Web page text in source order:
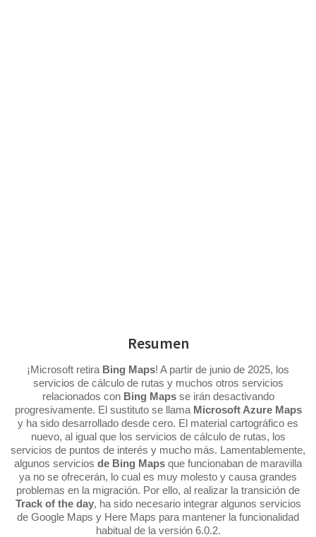
Resumen
¡Microsoft retira Bing Maps! A partir de junio de 2025, los
servicios de cálculo de rutas y muchos otros servicios
relacionados con Bing Mapsse irán desactivando
progresivamente. El sustituto se llama Microsoft Azure Maps
y ha sido desarrollado desde cero. El material cartográfico es
nuevo, al igual que los servicios de cálculo de rutas, los
servicios de puntos de interés y mucho más. Lamentablemente,
algunos servicios de Bing Maps que funcionaban de maravilla
ya no se ofrecerán, lo cual es muy molesto y causa grandes
problemas en la migración. Por ello, al realizar la transición de
Track of the day, ha sido necesario integrar algunos servicios
de Google Maps y Here Maps para mantener la funcionalidad
habitual de la versión 6.0.2.